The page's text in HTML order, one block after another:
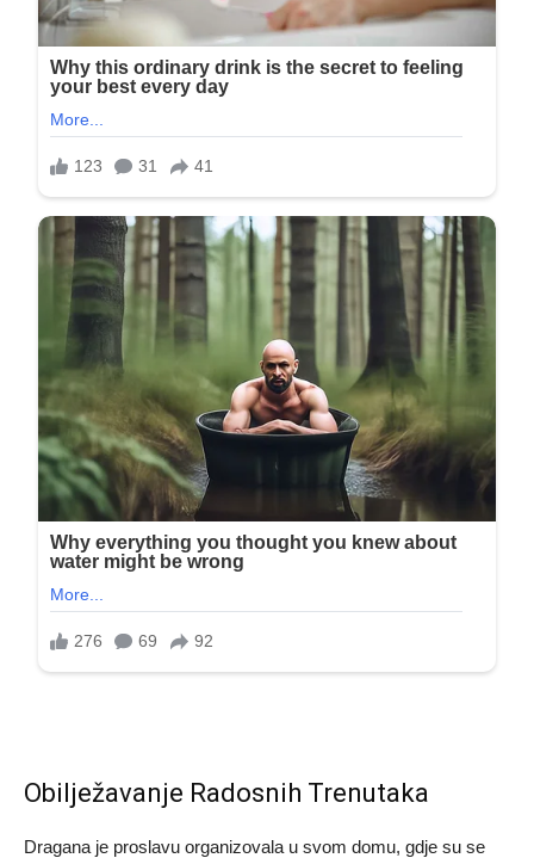
Obilježavanje Radosnih Trenutaka
Dragana je proslavu organizovala u svom domu, gdje su se